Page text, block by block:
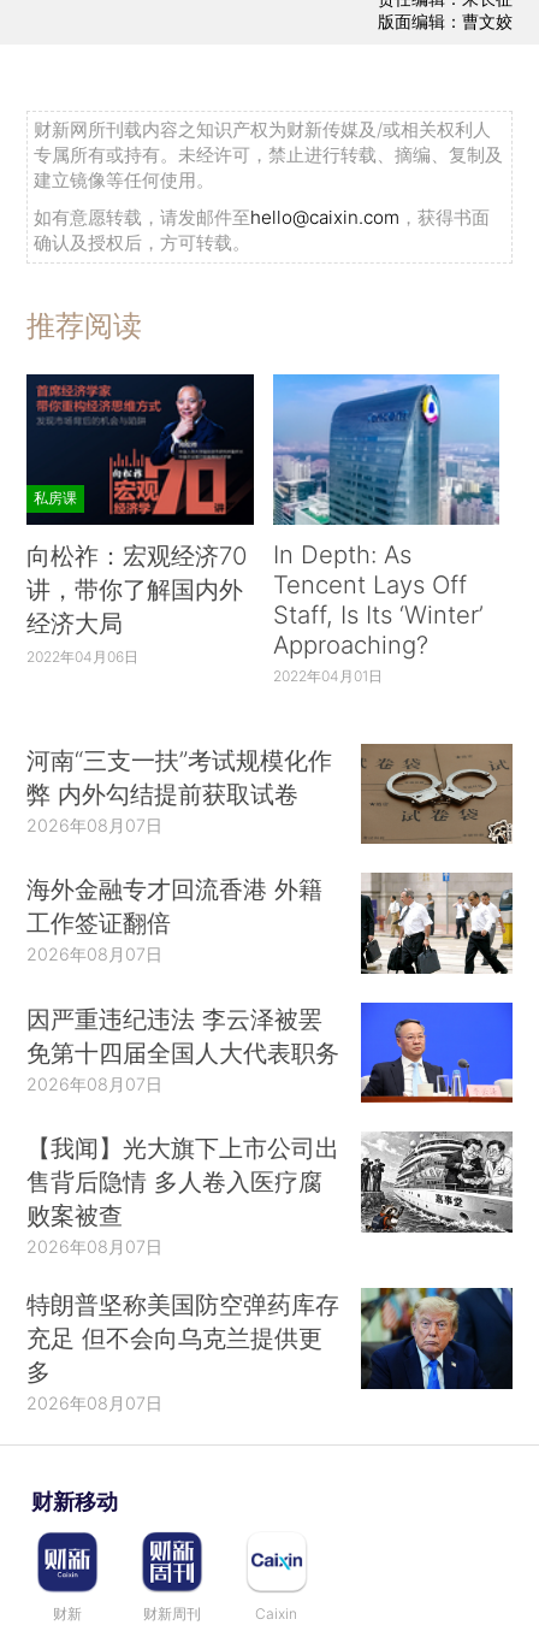
版面编辑：曹文姣
财新网所刊载内容之知识产权为财新传媒及/或相关权利人
专属所有或持有。未经许可，禁止进行转载、摘编、复制及
建立镜像等任何使用。
如有意愿转载，请发邮件至hello@caixin.com ，获得书面
确认及授权后，方可转载。
推荐阅读
私房课
向松祚：宏观经济70
讲，带你了解国内外
经济大局
2022年04月06日
In Depth: As
Tencent Lays Off
Staff, Is Its ‘Winter’
Approaching?
2022年04月01日
河南“三支一扶”考试规模化作
弊 内外勾结提前获取试卷
2026年08月07日
海外金融专才回流香港 外籍
工作签证翻倍
2026年08月07日
因严重违纪违法 李云泽被罢
免第十四届全国人大代表职务
2026年08月07日
【我闻】光大旗下上市公司出
售背后隐情 多人卷入医疗腐
败案被查
2026年08月07日
特朗普坚称美国防空弹药库存
充足 但不会向乌克兰提供更
多
2026年08月07日
财新移动
财新 财新周刊 Caixin